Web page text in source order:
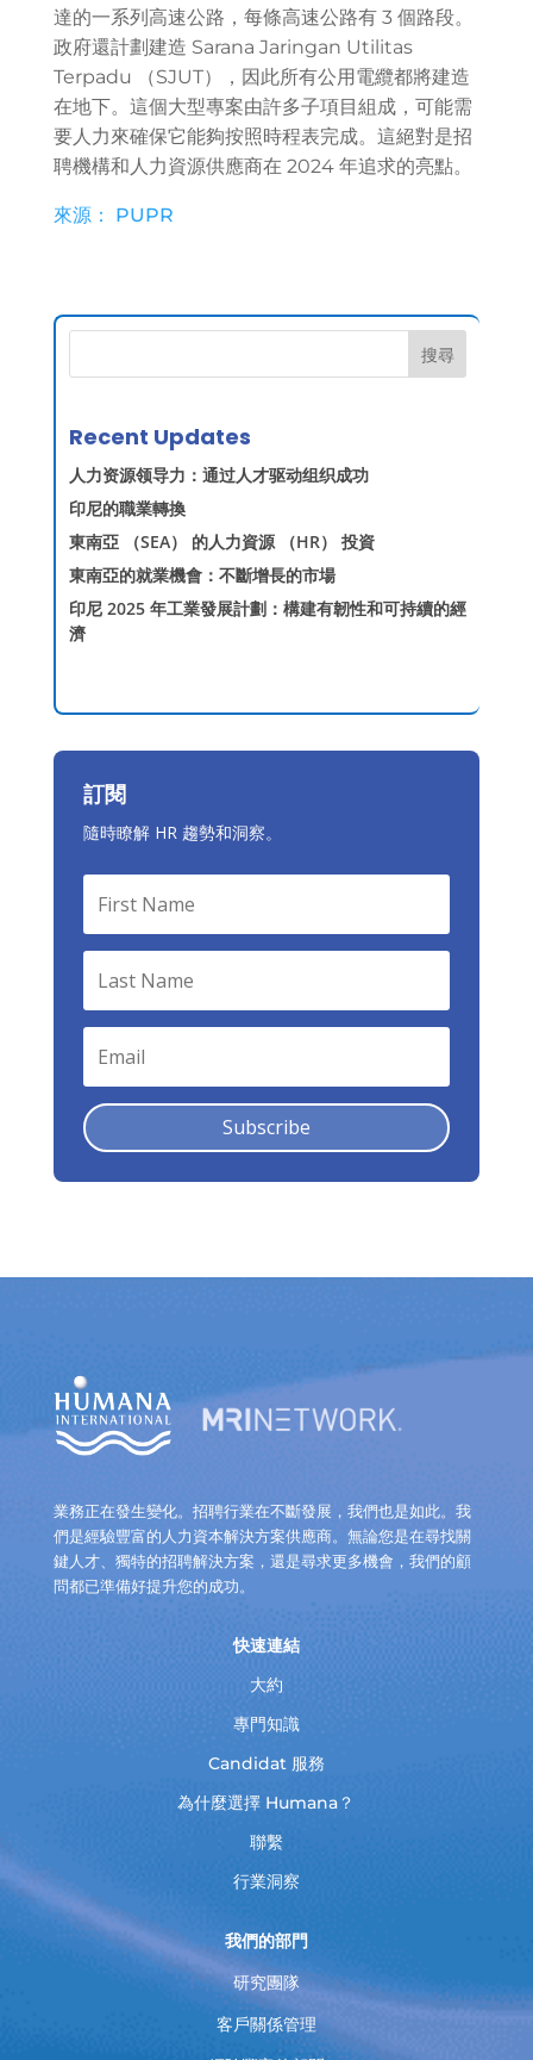
達的一系列高速公路，每條高速公路有 3 個路段。
政府還計劃建造 Sarana Jaringan Utilitas
Terpadu （SJUT），因此所有公用電纜都將建造
在地下。這個大型專案由許多子項目組成，可能需
要人力來確保它能夠按照時程表完成。這絕對是招
聘機構和人力資源供應商在 2024 年追求的亮點。
來源： PUPR
搜尋
Recent Updates
人力资源领导力：通过人才驱动组织成功
印尼的職業轉換
東南亞 （SEA） 的人力資源 （HR） 投資
東南亞的就業機會：不斷增長的市場
印尼 2025 年工業發展計劃：構建有韌性和可持續的經
濟
訂閱
隨時瞭解 HR 趨勢和洞察。
Subscribe
業務正在發生變化。招聘行業在不斷發展，我們也是如此。我
們是經驗豐富的人力資本解決方案供應商。無論您是在尋找關
鍵人才、獨特的招聘解決方案，還是尋求更多機會，我們的顧
問都已準備好提升您的成功。
快速連結
大約
專門知識
Candidat 服務
為什麼選擇 Humana？
聯繫
行業洞察
我們的部門
研究團隊
客戶關係管理